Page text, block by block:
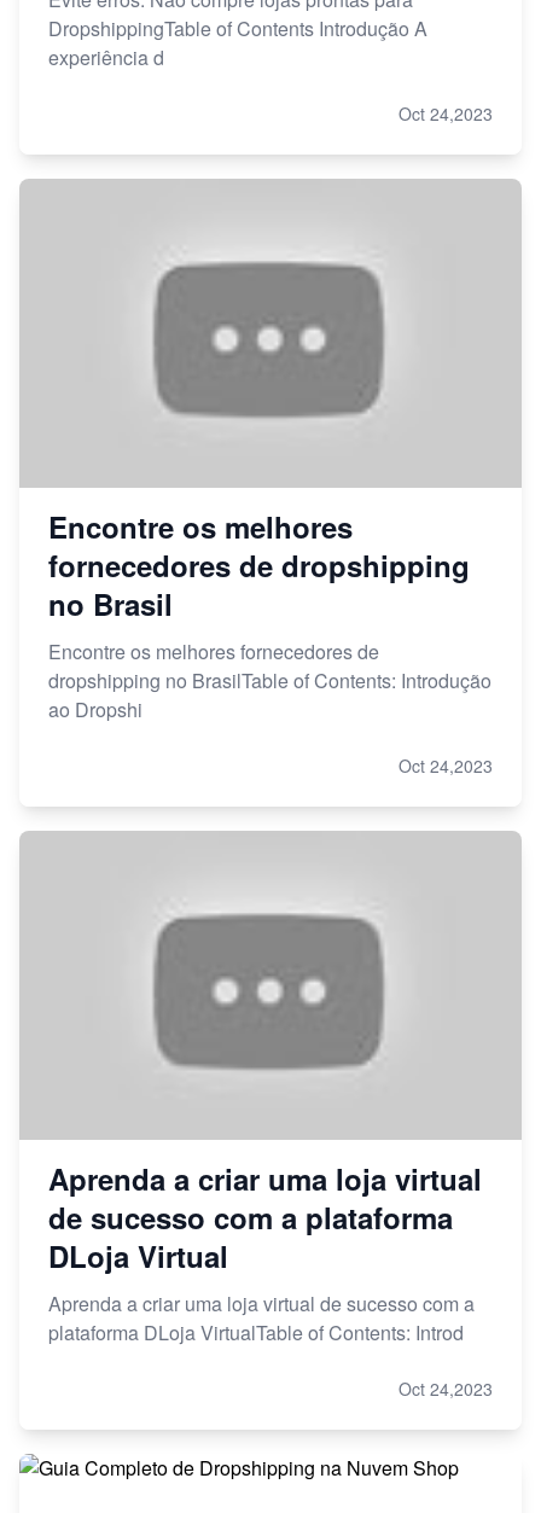
DropshippingTable of Contents Introdução A
experiência d
Oct 24,2023
Encontre os melhores
fornecedores de dropshipping
no Brasil
Encontre os melhores fornecedores de
dropshipping no BrasilTable of Contents: Introdução
ao Dropshi
Oct 24,2023
Aprenda a criar uma loja virtual
de sucesso com a plataforma
DLoja Virtual
Aprenda a criar uma loja virtual de sucesso com a
plataforma DLoja VirtualTable of Contents: Introd
Oct 24,2023